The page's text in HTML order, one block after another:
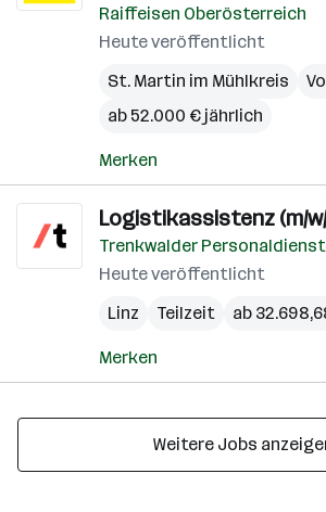
Raiffeisen Oberösterreich
Heute veröffentlicht
St. Martin im Mühlkreis
ab 52.000 € jährlich
Merken
Logistikassistenz (m/
Trenkwalder
Heute veröffentlicht
Linz
Teilzeit ab
Merken
Weitere Jobs